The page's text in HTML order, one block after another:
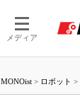
メディア
MONOist > ロボット >